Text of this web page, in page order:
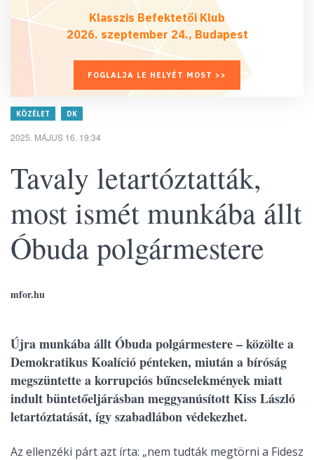
Klasszis Befektetői Klub
2026. szeptember 24., Budapest
FOGLALJA LE HELYÉT MOST >>
KÖZÉLET DK
2025. MÁJUS 16. 19:34
Tavaly letartóztatták,
most ismét munkába állt
Óbuda polgármestere
mfor.hu
Újra munkába állt Óbuda polgármestere – közölte a
Demokratikus Koalíció pénteken, miután a bíróság
megszüntette a korrupciós bűncselekmények miatt
indult büntetőeljárásban meggyanúsított Kiss László
letartóztatását, így szabadlábon védekezhet.
Az ellenzéki párt azt írta: „nem tudták megtörni a Fidesz